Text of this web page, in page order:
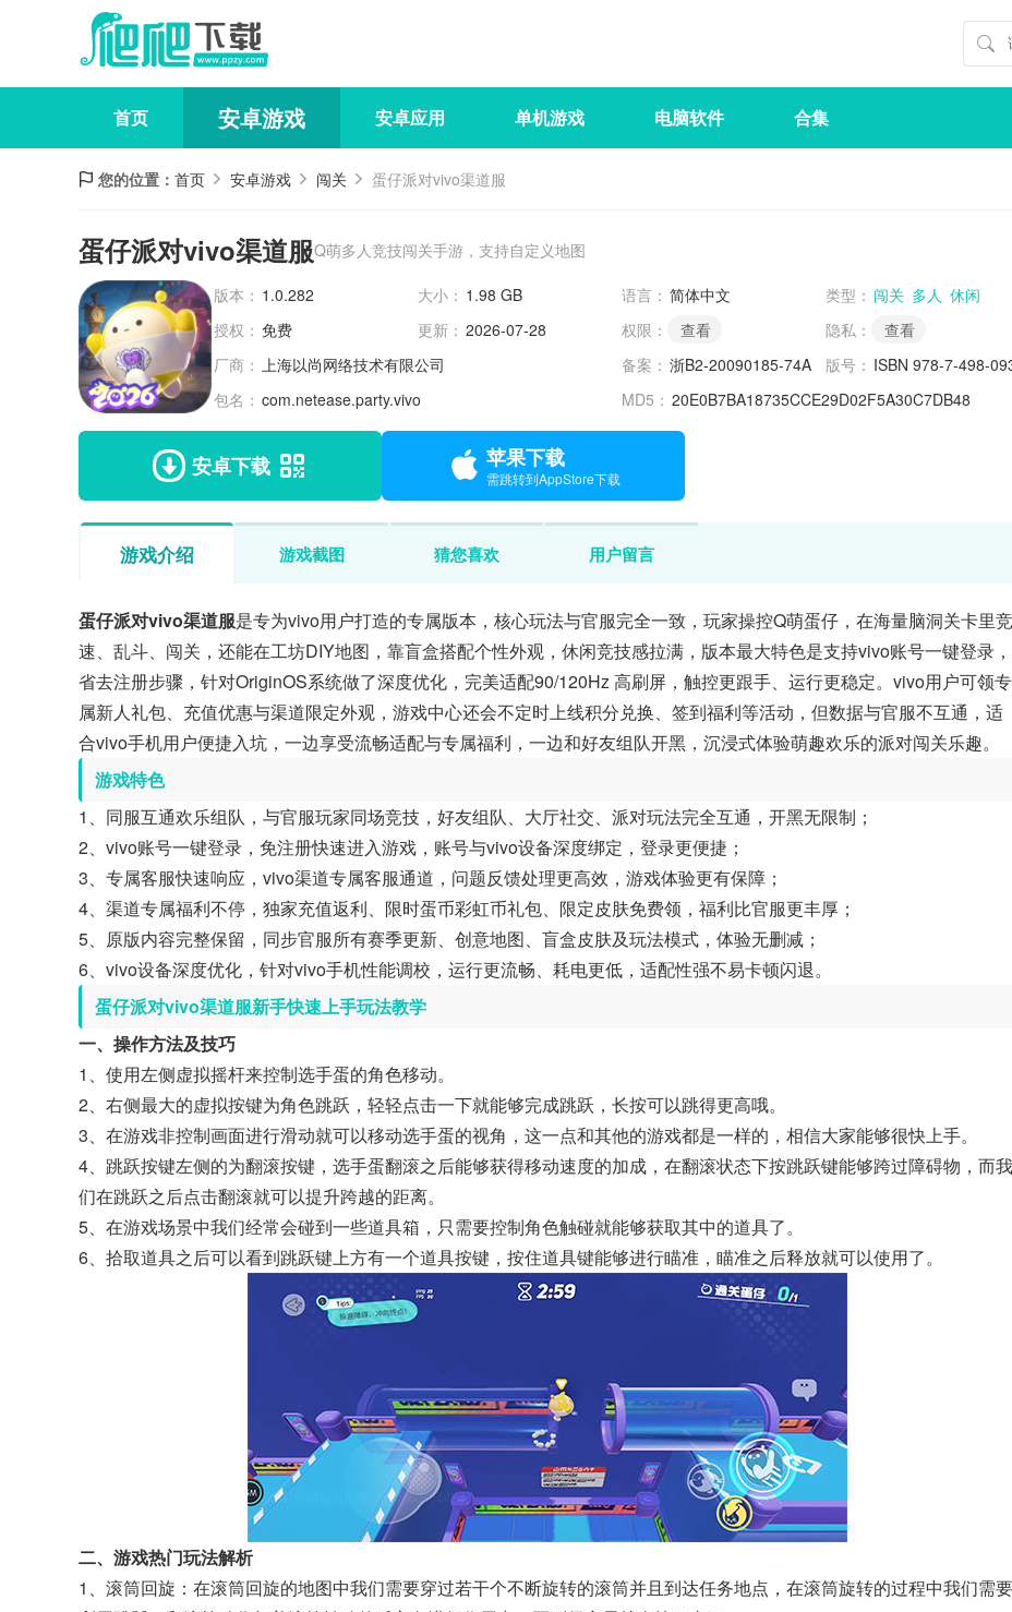
首页 安卓游戏 安卓应用 单机游戏 电脑软件 合集
您的位置： 首页 安卓游戏 闯关 蛋仔派对vivo渠道服
蛋仔派对vivo渠道服Q萌多人竞技闯关手游，支持自定义地图
版本： 1.0.282 大小： 1.98 GB 语言： 简体中文 类型： 闯关 多人 休闲
授权： 免费 更新： 2026-07-28 权限： 查看 隐私：
查看
厂商： 上海以尚网络技术有限公司 备案： 浙B2-20090185-74A 版号： ISBN 978-7-498-
包名： com.netease.party.vivo MD5： 20E0B7BA18735CCE29D02F5A30C7DB48
安卓下载 苹果下载
需跳转到AppStore下载
游戏介绍 游戏截图 猜您喜欢 用户留言
蛋仔派对vivo渠道服是专为vivo用户打造的专属版本，核心玩法与官服完全一致，玩家操控Q萌蛋仔，在海量脑洞关卡里竞
速、乱斗、闯关，还能在工坊DIY地图，靠盲盒搭配个性外观，休闲竞技感拉满，版本最大特色是支持vivo账号一键登录，
省去注册步骤，针对OriginOS系统做了深度优化，完美适配90/120Hz 高刷屏，触控更跟手、运行更稳定。vivo用户可领专
属新人礼包、充值优惠与渠道限定外观，游戏中心还会不定时上线积分兑换、签到福利等活动，但数据与官服不互通，适
合vivo手机用户便捷入坑，一边享受流畅适配与专属福利，一边和好友组队开黑，沉浸式体验萌趣欢乐的派对闯关乐趣。
游戏特色
1、同服互通欢乐组队，与官服玩家同场竞技，好友组队、大厅社交、派对玩法完全互通，开黑无限制；
2、vivo账号一键登录，免注册快速进入游戏，账号与vivo设备深度绑定，登录更便捷；
3、专属客服快速响应，vivo渠道专属客服通道，问题反馈处理更高效，游戏体验更有保障；
4、渠道专属福利不停，独家充值返利、限时蛋币彩虹币礼包、限定皮肤免费领，福利比官服更丰厚；
5、原版内容完整保留，同步官服所有赛季更新、创意地图、盲盒皮肤及玩法模式，体验无删减；
6、vivo设备深度优化，针对vivo手机性能调校，运行更流畅、耗电更低，适配性强不易卡顿闪退。
蛋仔派对vivo渠道服新手快速上手玩法教学
一、操作方法及技巧
1、使用左侧虚拟摇杆来控制选手蛋的角色移动。
2、右侧最大的虚拟按键为角色跳跃，轻轻点击一下就能够完成跳跃，长按可以跳得更高哦。
3、在游戏非控制画面进行滑动就可以移动选手蛋的视角，这一点和其他的游戏都是一样的，相信大家能够很快上手。
4、跳跃按键左侧的为翻滚按键，选手蛋翻滚之后能够获得移动速度的加成，在翻滚状态下按跳跃键能够跨过障碍物，而我
们在跳跃之后点击翻滚就可以提升跨越的距离。
5、在游戏场景中我们经常会碰到一些道具箱，只需要控制角色触碰就能够获取其中的道具了。
6、拾取道具之后可以看到跳跃键上方有一个道具按键，按住道具键能够进行瞄准，瞄准之后释放就可以使用了。
二、游戏热门玩法解析
1、滚筒回旋：在滚筒回旋的地图中我们需要穿过若干个不断旋转的滚筒并且到达任务地点，在滚筒旋转的过程中我们需要